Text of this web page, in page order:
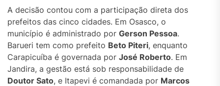
A decisão contou com a participação direta dos
prefeitos das cinco cidades. Em Osasco, o
município é administrado por Gerson Pessoa.
Barueri tem como prefeito Beto Piteri, enquanto
Carapicuíba é governada por José Roberto. Em
Jandira, a gestão está sob responsabilidade de
Doutor Sato, e Itapevi é comandada por Marcos